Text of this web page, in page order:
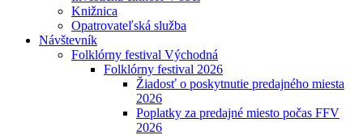
Knižnica
Opatrovateľská služba
Návštevník
Folklórny festival Východná
Folklórny festival 2026
Žiadosť o poskytnutie predajného miesta
2026
Poplatky za predajné miesto počas FFV
2026